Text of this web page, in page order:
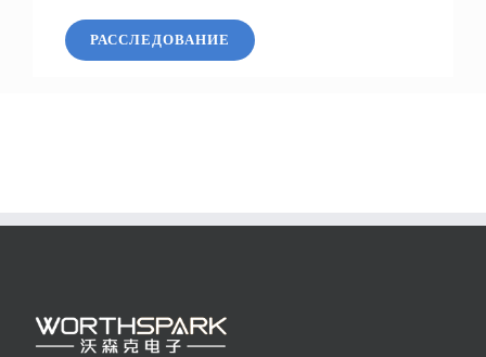
РАССЛЕДОВАНИЕ